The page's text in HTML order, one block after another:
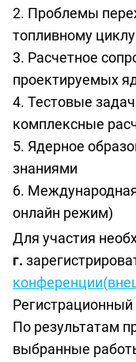
Проблемы
топливному циклу
Расчетное
проектируемых
Тестовые
комплексные
Ядерное
знаниями
онлайн режим)
Для участия
г.
Регистрационный
По результатам
выбранные